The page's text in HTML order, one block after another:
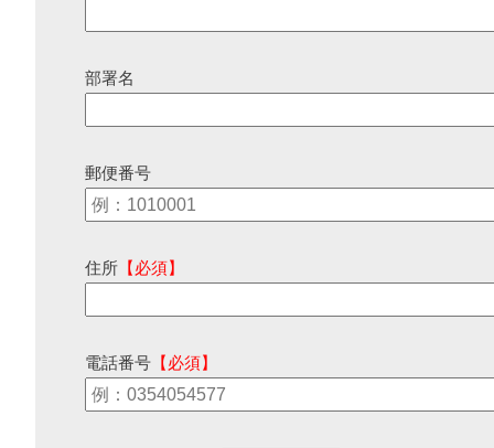
部署名
郵便番号
住所 【必須】
電話番号 【必須】